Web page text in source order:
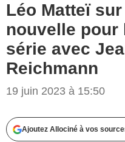
Léo Matteï
nouvelle pour
série avec
Reichmann
19 juin 2023 à 15:50
Ajoutez Allociné à vos